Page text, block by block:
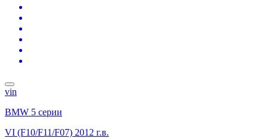
vin
BMW 5 серии
VI (F10/F11/F07) 2012 г.в.